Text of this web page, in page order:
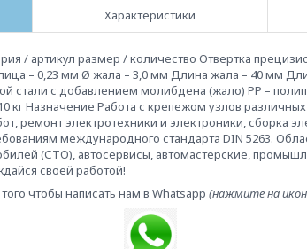
Характеристики
/ артикул размер / количество Отвертка
– 0,23 мм Ø жала – 3,0 мм Длина жала – 40 мм
стали с добавлением молибдена (жало) PP –
кг Назначение Работа с крепежом узлов
ремонт электротехники и электроники, сборка
международного стандарта DIN 5263.
(СТО), автосервисы, автомастерские,
своей работой!
чтобы написать нам в Whatsapp (нажмите на